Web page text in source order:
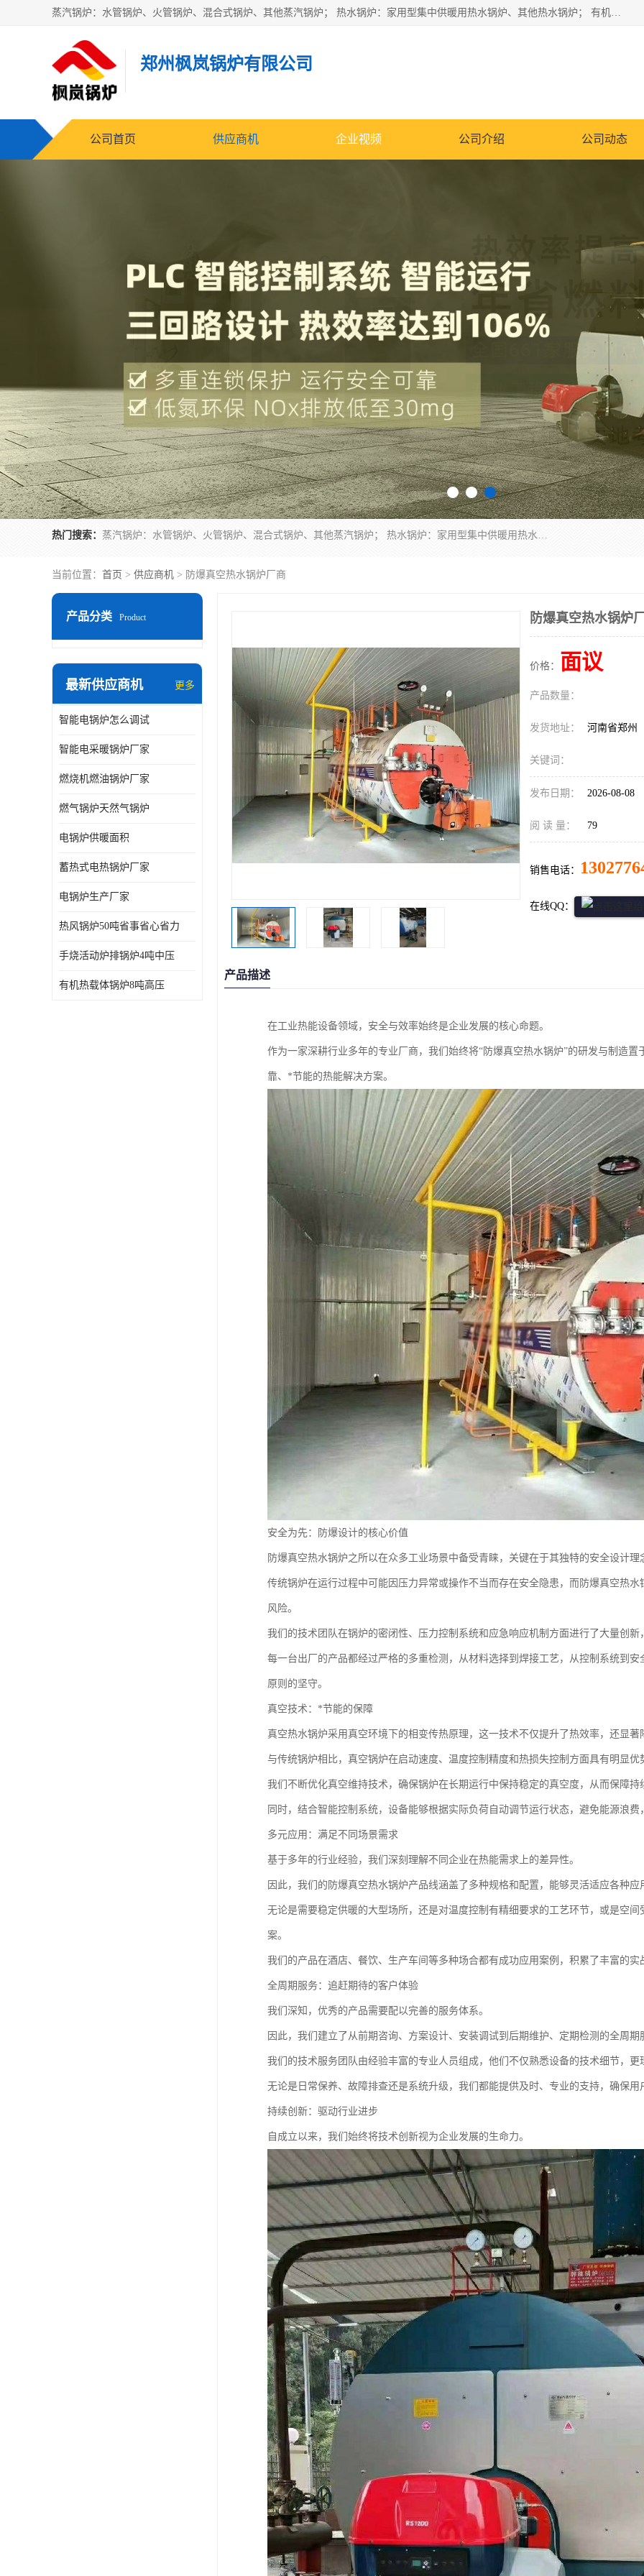
蒸汽锅炉：水管锅炉、火管锅炉、混合式锅炉、其他蒸汽锅炉； 热水锅炉：家用型集中供暖用热水锅炉、其他热水锅炉； 有机热载体锅炉； 船用蒸汽锅炉； （锅炉用辅助设备及装置）蒸汽冷凝器：表面冷凝器、混合式冷凝器、空冷式冷凝器、其他蒸汽冷凝器； 锅炉用辅助设备：节热器、蒸汽收集器、蓄能器、烟垢清除器、气体回收器、泥渣刮除器、空气预热器、其他锅炉用辅助设备；
郑州枫岚锅炉有限公司
公司首页 供应商机 企业视频 公司介绍 公司动态
热门搜索： 蒸汽锅炉：水管锅炉、火管锅炉、混合式锅炉、其他蒸汽锅炉； 热水锅炉：家用型集中供暖用热水锅炉、其他热水锅炉； 有机热载体锅炉； 船用蒸汽锅炉； （锅炉用辅助设备及装置）蒸汽冷凝器：表面冷凝器、混合式冷凝器、空冷式冷凝器、其他蒸汽冷凝器； 锅炉用辅助设备：节热器、蒸汽收集器、蓄能器、烟垢清除器、气体回收器、泥渣刮除器、空气预热器、其他锅炉用辅助设备；
当前位置： 首页 > 供应商机 > 防爆真空热水锅炉厂商
产品分类 Product
最新供应商机 更多
智能电锅炉怎么调试
智能电采暖锅炉厂家
燃烧机燃油锅炉厂家
燃气锅炉天然气锅炉
电锅炉供暖面积
蓄热式电热锅炉厂家
电锅炉生产厂家
热风锅炉50吨省事省心省力
手烧活动炉排锅炉4吨中压
有机热载体锅炉8吨高压
防爆真空热水锅炉
价格： 面议
产品数量：
发货地址： 河南省郑州
关键词：
发布日期： 2026-08-08
阅 读 量： 79
销售电话：
在线QQ：
产品描述
在工业热能设备领域，安全与效率始终是企业发展的核心命题。
作为一家深耕行业多年的专业厂商，我们始终将“防爆真空热水锅炉”的研发与制造
靠、*节能的热能解决方案。
安全为先：防爆设计的核心价值
防爆真空热水锅炉之所以在众多工业场景中备受青睐，关键在于其独特的安全设计理
传统锅炉在运行过程中可能因压力异常或操作不当而存在安全隐患，而防爆真空热
风险。
我们的技术团队在锅炉的密闭性、压力控制系统和应急响应机制方面进行了大量创
每一台出厂的产品都经过严格的多重检测，从材料选择到焊接工艺，从控制系统到
原则的坚守。
真空技术：*节能的保障
真空热水锅炉采用真空环境下的相变传热原理，这一技术不仅提升了热效率，还显著
与传统锅炉相比，真空锅炉在启动速度、温度控制精度和热损失控制方面具有明显优
我们不断优化真空维持技术，确保锅炉在长期运行中保持稳定的真空度，从而保障持
同时，结合智能控制系统，设备能够根据实际负荷自动调节运行状态，避免能源浪
多元应用：满足不同场景需求
基于多年的行业经验，我们深刻理解不同企业在热能需求上的差异性。
因此，我们的防爆真空热水锅炉产品线涵盖了多种规格和配置，能够灵活适应各种应
无论是需要稳定供暖的大型场所，还是对温度控制有精细要求的工艺环节，或是空
案。
我们的产品在酒店、餐饮、生产车间等多种场合都有成功应用案例，积累了丰富的实
全周期服务：追赶期待的客户体验
我们深知，优秀的产品需要配以完善的服务体系。
因此，我们建立了从前期咨询、方案设计、安装调试到后期维护、定期检测的全周期
我们的技术服务团队由经验丰富的专业人员组成，他们不仅熟悉设备的技术细节，
无论是日常保养、故障排查还是系统升级，我们都能提供及时、专业的支持，确保
持续创新：驱动行业进步
自成立以来，我们始终将技术创新视为企业发展的生命力。